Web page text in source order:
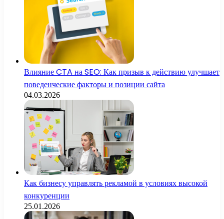
Влияние CTA на SEO: Как призыв к действию улучшает
поведенческие факторы и позиции сайта
04.03.2026
Как бизнесу управлять рекламой в условиях высокой
конкуренции
25.01.2026